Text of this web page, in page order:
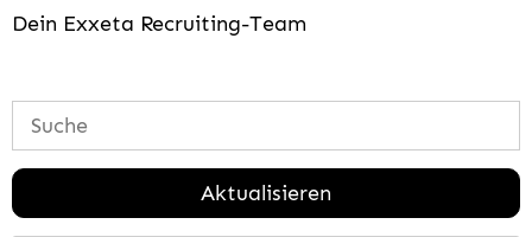
Dein Exxeta Recruiting-Team
Aktualisieren